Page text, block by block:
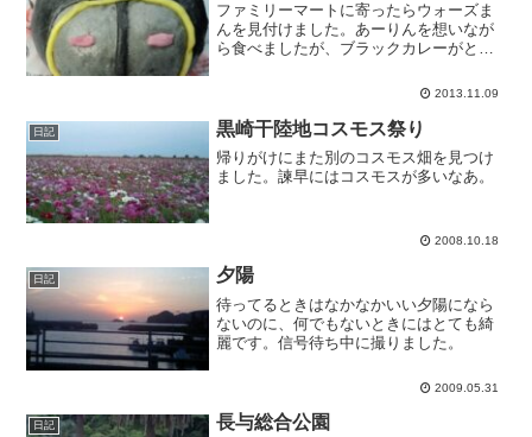
ファミリーマートに寄ったらウォーズま
んを見付けました。あーりんを想いなが
ら食べましたが、ブラックカレーがとて
2013.11.09
日記 黒崎干陸地コスモス祭り
帰りがけにまた別のコスモス畑を見つけ
ました。諫早にはコスモスが多いなあ。
2008.10.18
日記 夕陽
待ってるときはなかなかいい夕陽になら
ないのに、何でもないときにはとても綺
麗です。信号待ち中に撮りました。
2009.05.31
日記 長与総合公園